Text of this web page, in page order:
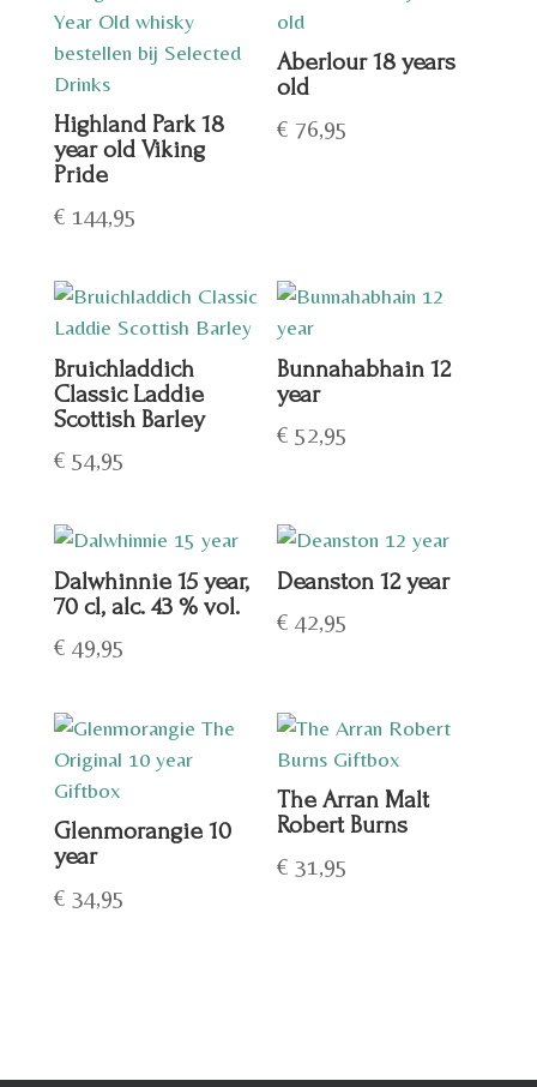
Highland Park 18
year old Viking
Pride
€ 144,95
Aberlour 18 years
old
€ 76,95
Bruichladdich
Classic Laddie
Scottish Barley
€ 54,95
Bunnahabhain 12
year
€ 52,95
Dalwhinnie 15 year,
70 cl, alc. 43 % vol.
€ 49,95
Deanston 12 year
€ 42,95
Glenmorangie 10
year
€ 34,95
The Arran Malt
Robert Burns
€ 31,95